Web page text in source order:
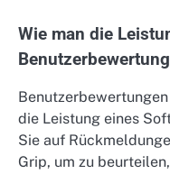
Wie man die
die Leistung eines
Sie auf
Grip, um zu